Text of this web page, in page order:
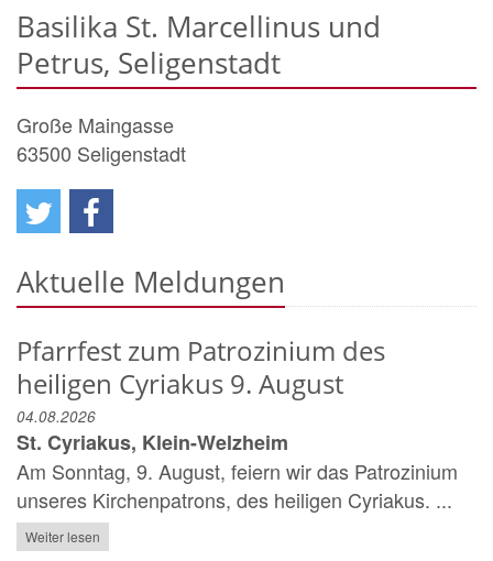
Basilika St. Marcellinus und
Petrus, Seligenstadt
Große Maingasse
63500 Seligenstadt
Aktuelle Meldungen
Pfarrfest zum Patrozinium des
heiligen Cyriakus 9. August
04.08.2026
St. Cyriakus, Klein-Welzheim
Am Sonntag, 9. August, feiern wir das Patrozinium
unseres Kirchenpatrons, des heiligen Cyriakus. ...
Weiter lesen